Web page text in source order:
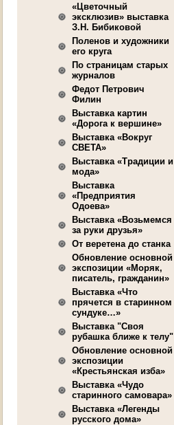
«Цветочный
эксклюзив» выставка
З.Н. Бибиковой
Поленов и художники
его круга
По страницам старых
журналов
Федот Петрович
Филин
Выставка картин
«Дорога к вершине»
Выставка «Вокруг
СВЕТА»
Выставка «Традиции и
мода»
Выставка
«Предприятия
Одоева»
Выставка «Возьмемся
за руки друзья»
От веретена до станка
Обновление основной
экспозиции «Моряк,
писатель, гражданин»
Выставка «Что
прячется в старинном
сундуке…»
Выставка "Своя
рубашка ближе к телу"
Обновление основной
экспозиции
«Крестьянская изба»
Выставка «Чудо
старинного самовара»
Выставка «Легенды
русского дома»